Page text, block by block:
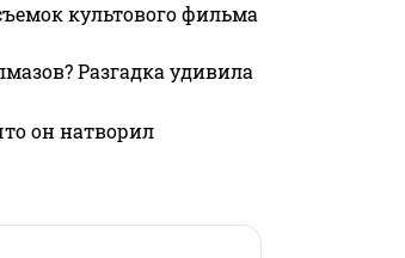
культового фильма
Разгадка удивила
он натворил